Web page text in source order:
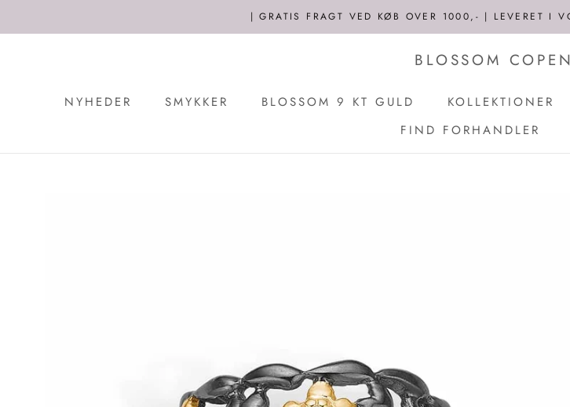
| GRATIS FRAGT VED KØB OVER 1000,- | LEVERET I
NYHEDER SMYKKER BLOSSOM 9 KT GULD KOLLEKTIONER
FIND FORHANDLER
BLOSSOM